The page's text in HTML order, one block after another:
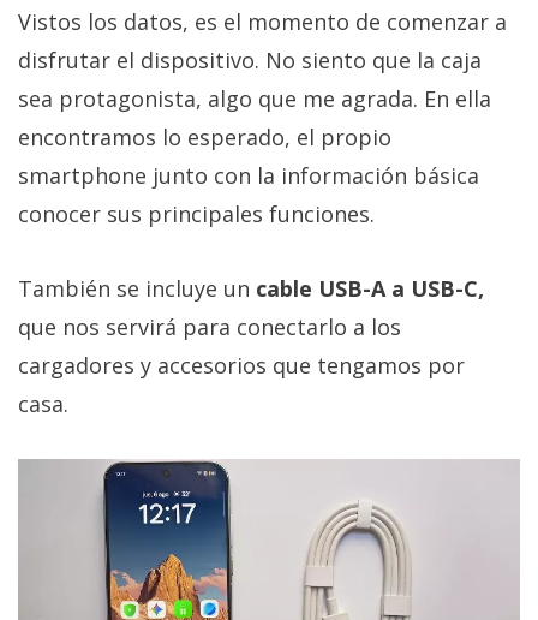
Vistos los datos, es el momento de comenzar a
disfrutar el dispositivo. No siento que la caja
sea protagonista, algo que me agrada. En ella
encontramos lo esperado, el propio
smartphone junto con la información básica
conocer sus principales funciones.
También se incluye un cable USB-A a USB-C,
que nos servirá para conectarlo a los
cargadores y accesorios que tengamos por
casa.